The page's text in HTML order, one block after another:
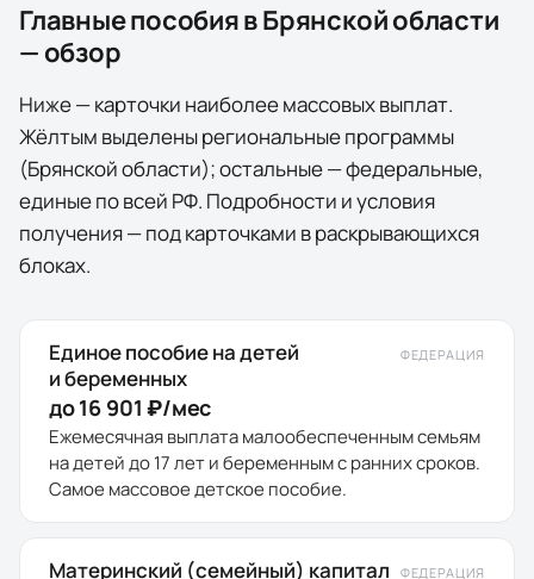
Главные пособия вБрянской области
— обзор
Ниже — карточки наиболее массовых выплат.
Жёлтым выделенырегиональные программы
(Брянской области); остальные — федеральные,
единые по всей РФ. Подробности и условия
получения — под карточками в раскрывающихся
блоках.
Единое пособие на детей
и беременных
ФЕДЕРАЦИЯ
до 16 901 ₽/мес
Ежемесячная выплата малообеспеченным семьям
на детей до 17 лет и беременным с ранних сроков.
Самое массовое детское пособие.
Материнский (семейный) капитал ФЕДЕРАЦИЯ